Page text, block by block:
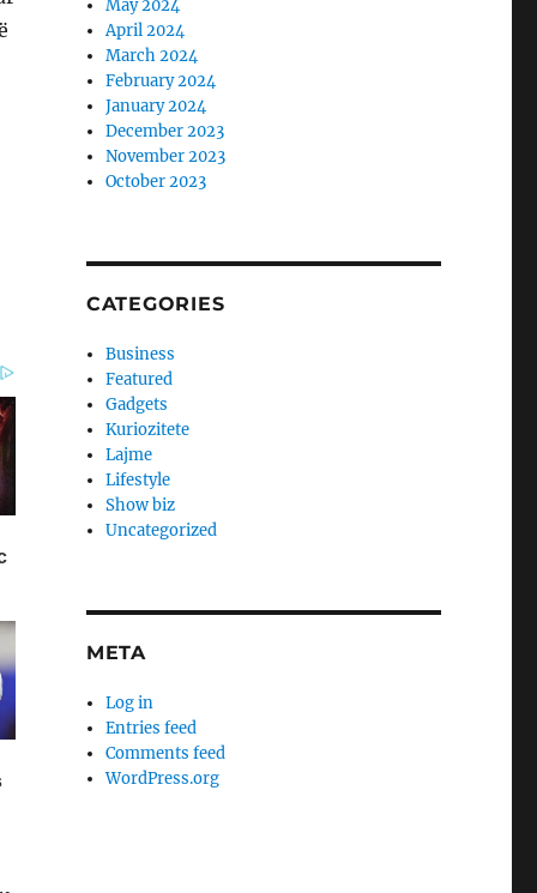
May 2024
April 2024
March 2024
February 2024
January 2024
December 2023
November 2023
October 2023
CATEGORIES
Business
Featured
Gadgets
Kuriozitete
Lajme
Lifestyle
Show biz
Uncategorized
META
Log in
Entries feed
Comments feed
WordPress.org